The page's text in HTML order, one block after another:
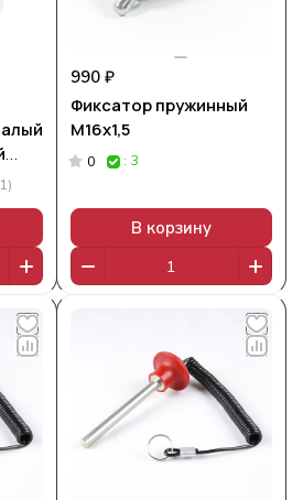
990 ₽
Фиксатор пружинный
М16х1,5
0 : 3
В корзину